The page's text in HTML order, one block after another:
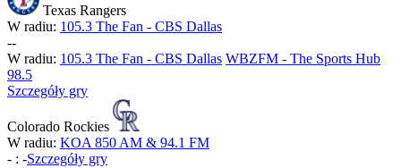
Texas Rangers
W radiu: 105.3 The Fan - CBS Dallas
--
W radiu: 105.3 The Fan - CBS Dallas WBZFM - The Sports Hub
98.5
Szczegóły gry
Colorado Rockies
W radiu: KOA 850 AM & 94.1 FM
- : -Szczegóły gry